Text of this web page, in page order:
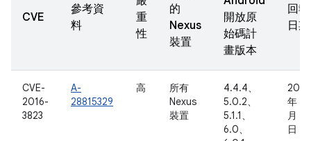
CVE
參考資
料
重
性
的
Nexus
裝置
開放原
始碼計
畫版本
回報
日期
CVE-
2016-
3823
A-
28815329
高
所有
Nexus
裝置
4.4.4、
5.0.2、
5.1.1、
6.0、
2016
年 5
月 17
日